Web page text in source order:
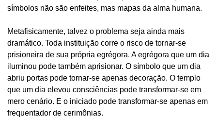
símbolos não são enfeites, mas mapas da alma humana.
Metafisicamente, talvez o problema seja ainda mais
dramático. Toda instituição corre o risco de tornar-se
prisioneira de sua própria egrégora. A egrégora que um dia
iluminou pode também aprisionar. O símbolo que um dia
abriu portas pode tornar-se apenas decoração. O templo
que um dia elevou consciências pode transformar-se em
mero cenário. E o iniciado pode transformar-se apenas em
frequentador de cerimônias.